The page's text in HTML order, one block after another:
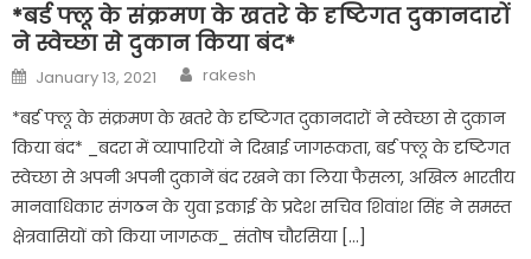
*बर्ड फ्लू के संक्रमण के खतरे के दृष्टिगत दुकानदारों
ने स्वेच्छा से दुकान किया बंद*
Posted
on
January 13, 2021 Author
rakesh
*बर्ड फ्लू के संक्रमण के खतरे के दृष्टिगत दुकानदारों ने स्वेच्छा से दुकान
किया बंद* _बदरा में व्यापारियों ने दिखाई जागरूकता, बर्ड फ्लू के दृष्टिगत
स्वेच्छा से अपनी अपनी दुकानें बंद रखने का लिया फैसला, अखिल भारतीय
मानवाधिकार संगठन के युवा इकाई के प्रदेश सचिव शिवांश सिंह ने समस्त
क्षेत्रवासियों को किया जागरूक_ संतोष चौरसिया […]